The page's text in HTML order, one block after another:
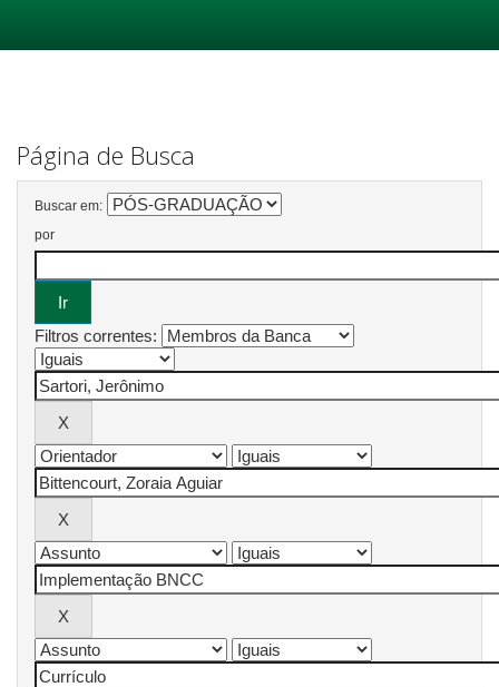
Página de Busca
Buscar em:
por
Filtros correntes: